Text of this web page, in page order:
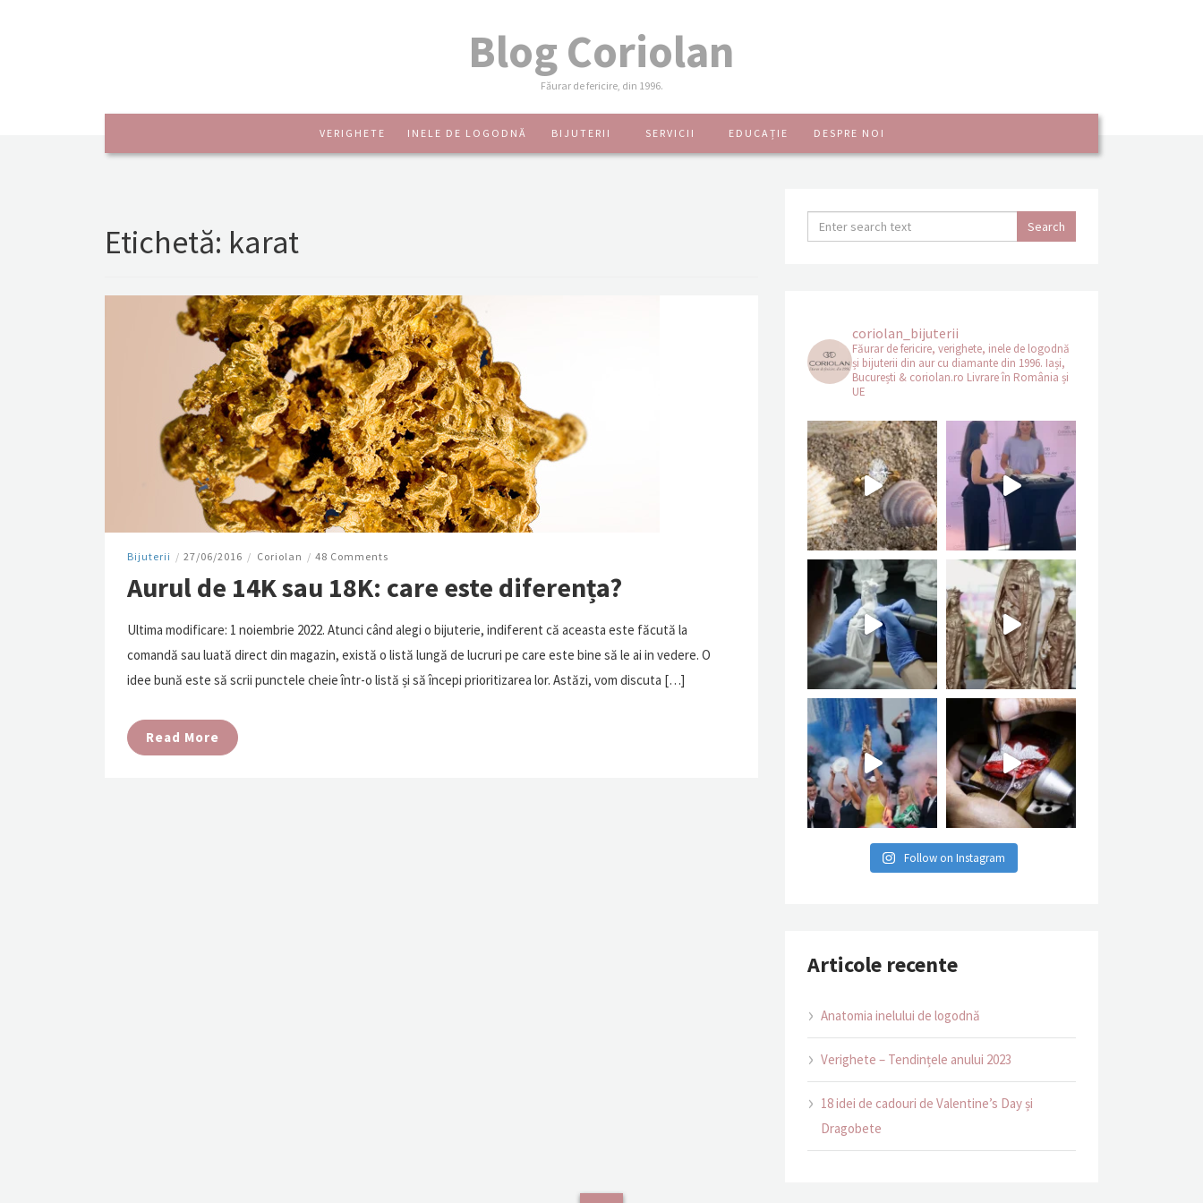
Blog Coriolan
Făurar de fericire, din 1996.
VERIGHETE INELE DE LOGODNĂ BIJUTERII SERVICII EDUCAȚIE DESPRE NOI
Etichetă: karat
Bijuterii / 27/06/2016 / Coriolan / 48 Comments
Aurul de 14K sau 18K: care este diferența?
Ultima modificare: 1 noiembrie 2022. Atunci când alegi o bijuterie, indiferent că aceasta este făcută la
comandă sau luată direct din magazin, există o listă lungă de lucruri pe care este bine să le ai in vedere. O
idee bună este să scrii punctele cheie într-o listă și să începi prioritizarea lor. Astăzi, vom discuta […]
Read More
coriolan_bijuterii
Făurar de fericire, verighete, inele de logodnă
și bijuterii din aur cu diamante din 1996. Iași,
București & coriolan.ro Livrare în România și
UE
Follow on Instagram
Articole recente
Anatomia inelului de logodnă
Verighete – Tendințele anului 2023
18 idei de cadouri de Valentine’s Day și
Dragobete